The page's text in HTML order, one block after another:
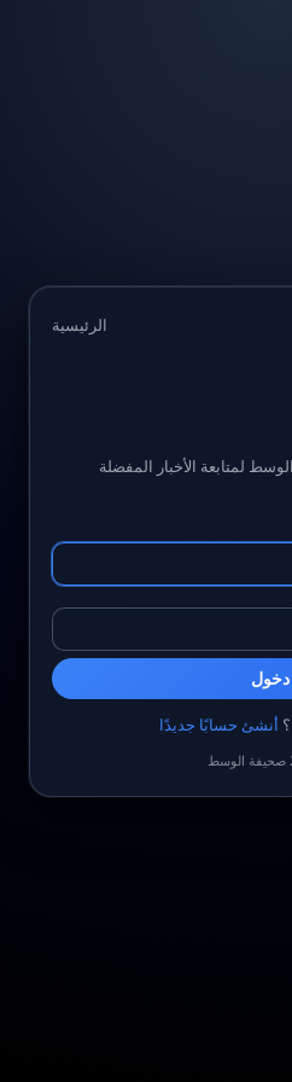
الرئيسية
لمتابعة الأخبار المفضلة
دخول
أنشئ حسابًا جديدًا